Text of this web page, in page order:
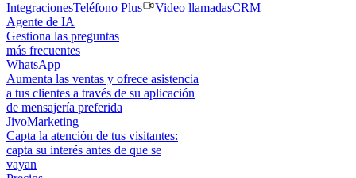
IntegracionesTeléfono Plus Video llamadasCRM
Agente de IA
Gestiona las preguntas
más frecuentes
WhatsApp
Aumenta las ventas y ofrece asistencia
a tus clientes a través de su aplicación
de mensajería preferida
JivoMarketing
Capta la atención de tus visitantes:
capta su interés antes de que se
vayan